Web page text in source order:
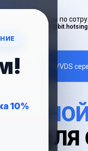
Вопросы по
support@bit.hotsing
VPS/VDS
10%